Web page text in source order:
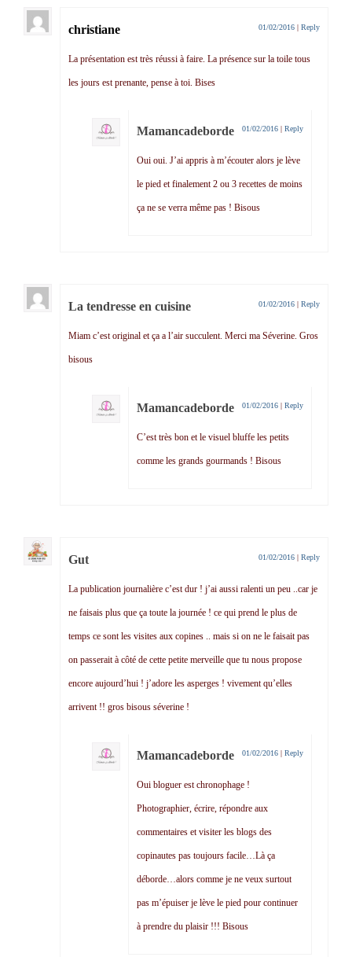
christiane 01/02/2016 | Reply
La présentation est très réussi à faire. La présence sur la toile tous
les jours est prenante, pense à toi. Bises
Mamancadeborde 01/02/2016 | Reply
Oui oui. J’ai appris à m’écouter alors je lève
le pied et finalement 2 ou 3 recettes de moins
ça ne se verra même pas ! Bisous
La tendresse en cuisine 01/02/2016 | Reply
Miam c’est original et ça a l’air succulent. Merci ma Séverine. Gros
bisous
Mamancadeborde 01/02/2016 | Reply
C’est très bon et le visuel bluffe les petits
comme les grands gourmands ! Bisous
Gut 01/02/2016 | Reply
La publication journalière c’est dur ! j’ai aussi ralenti un peu ..car je
ne faisais plus que ça toute la journée ! ce qui prend le plus de
temps ce sont les visites aux copines .. mais si on ne le faisait pas
on passerait à côté de cette petite merveille que tu nous propose
encore aujourd’hui ! j’adore les asperges ! vivement qu’elles
arrivent !! gros bisous séverine !
Mamancadeborde 01/02/2016 | Reply
Oui bloguer est chronophage !
Photographier, écrire, répondre aux
commentaires et visiter les blogs des
copinautes pas toujours facile…Là ça
déborde…alors comme je ne veux surtout
pas m’épuiser je lève le pied pour continuer
à prendre du plaisir !!! Bisous